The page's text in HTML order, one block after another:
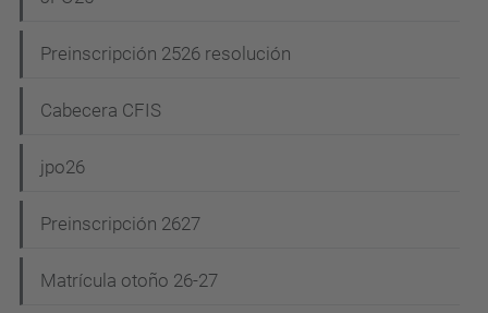
Preinscripción 2526 resolución
Cabecera CFIS
jpo26
Preinscripción 2627
Matrícula otoño 26-27